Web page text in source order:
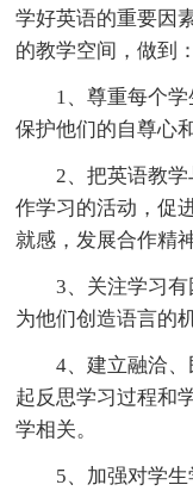
学好英语的重要因
的教学空间，做到：
1、尊重每个
保护他们的自尊心
2、把英语教
作学习的活动，促
就感，发展合作精神
3、关注学习
为他们创造语言的
4、建立融洽
起反思学习过程和
学相关。
5、加强对学